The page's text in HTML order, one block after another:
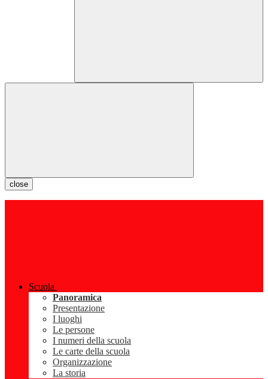
close
Scuola
Panoramica
Presentazione
I luoghi
Le persone
I numeri della scuola
Le carte della scuola
Organizzazione
La storia